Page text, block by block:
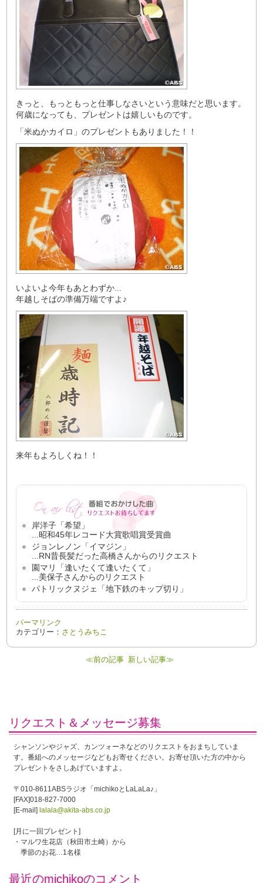
きっと、もっともっと仕事しなさいという意味だと思います。
何歳になっても、プレゼントは嬉しいものです。
「米ぬかカイロ」のプレゼントもありました！！
いよいよ今年もあとわずか...
年越しそばの準備万端ですよ♪
来年もよろしくね！！
岸洋子「希望」
...昭和45年レコード大賞歌唱賞受賞曲
ジョンレノン「イマジン」
...RN昔長髪だった高橋さんからのリクエスト
園マリ「逢いたくて逢いたくて」
...美保子さんからのリクエスト
パトリックヌジェ「地下鉄のキップ切り」
パーマリンク
カテゴリー： さとうみちこ
≪前の記事 新しい記事≫
リクエスト＆メッセージ募集
シャンソンやジャズ、カンツォーネなどのリクエストをおまちしていま
す。番組へのメッセージなどもお寄せください。お寄せ頂いた方の中から
プレゼントをさしあげていますよ。
〒010-8611ABSラジオ「michikoとLaLaLa♪」
[FAX]018-827-7000
[E-mail]lalala@akita-abs.co.jp
[月に一回プレゼント]
・マルワ生花店（秋田市土崎）から
季節のお花…1名様
最近のmichikoのコメント